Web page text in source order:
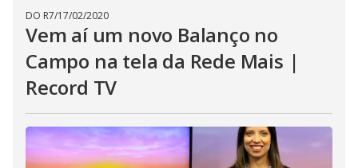
DO R7/17/02/2020
Vem aí um novo Balanço no
Campo na tela da Rede Mais |
Record TV